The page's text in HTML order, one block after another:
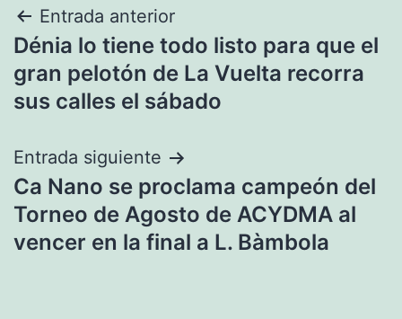
Navegación
de
entradas
Entrada anterior
Dénia lo tiene todo listo para que el
gran pelotón de La Vuelta recorra
sus calles el sábado
Entrada siguiente
Ca Nano se proclama campeón del
Torneo de Agosto de ACYDMA al
vencer en la final a L. Bàmbola